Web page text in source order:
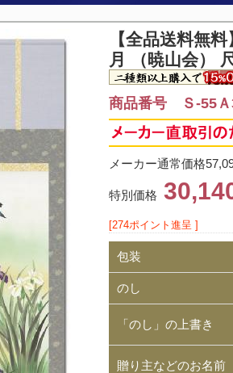
【全品送料無料
月 （暁山会）
商品番号 Ｓ-55Ａ
メーカー通常価格
特別価格
[274ポイント進呈 ]
包装
のし
「のし」の上書き
贈り主などのお名前